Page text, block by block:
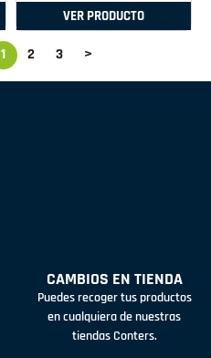
VER PRODUCTO
1 2 3 >
CAMBIOS EN TIENDA
Puedes recoger tus productos
en cualquiera de nuestras
tiendas Conters.